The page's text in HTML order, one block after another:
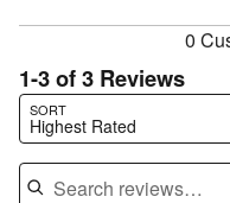
0
1-3 of 3 Reviews
SORT
Highest Rated
Search reviews…